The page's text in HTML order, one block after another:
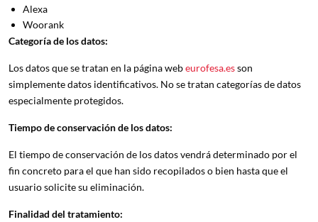
Alexa
Woorank
Categoría de los datos:
Los datos que se tratan en la página webeurofesa.esson
simplemente datos identificativos. No se tratan categorías de datos
especialmente protegidos.
Tiempo de conservación de los datos:
El tiempo de conservación de los datos vendrá determinado por el
fin concreto para el que han sido recopilados o bien hasta que el
usuario solicite su eliminación.
Finalidad del tratamiento: